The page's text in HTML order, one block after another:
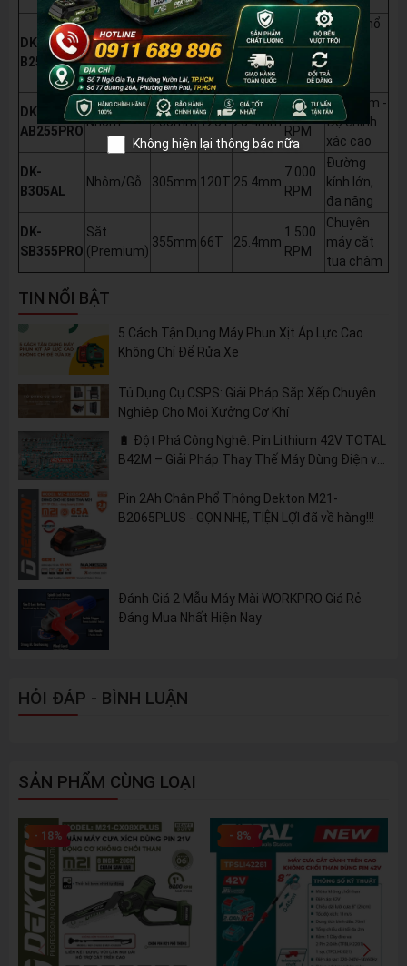
DK-
B255AL
Nhôm 255mm120T 25.4mm
7.000
RPM
Dòng phổ
thông
chuyên
nhôm
DK-
AB255PRO
Nhôm 255mm120T25.4mm
6.000
RPM
Premium -
Độ chính
xác cao
DK-
B305AL
Nhôm/Gỗ 305mm 120T 25.4mm
7.000
RPM
Đường
kính lớn,
đa năng
DK-
SB355PRO
Sắt
(Premium)
355mm 66T 25.4mm
1.500
RPM
Chuyên
máy cắt
tua chậm
TIN NỔI BẬT
5 Cách Tận Dụng Máy Phun Xịt Áp Lực Cao
Không Chỉ Để Rửa Xe
Tủ Dụng Cụ CSPS: Giải Pháp Sắp Xếp Chuyên
Nghiệp Cho Mọi Xưởng Cơ Khí
🔋 Đột Phá Công Nghệ: Pin Lithium 42V TOTAL
B42M – Giải Pháp Thay Thế Máy Dùng Điện và
Pin 2Ah Chân Phổ Thông Dekton M21-
B2065PLUS - GỌN NHẸ, TIỆN LỢI đã về hàng!!!
Đánh Giá 2 Mẫu Máy Mài WORKPRO Giá Rẻ
Đáng Mua Nhất Hiện Nay
HỎI ĐÁP - BÌNH LUẬN
SẢN PHẨM CÙNG LOẠI
- 18% - 8%
Không hiện lại thông báo nữa